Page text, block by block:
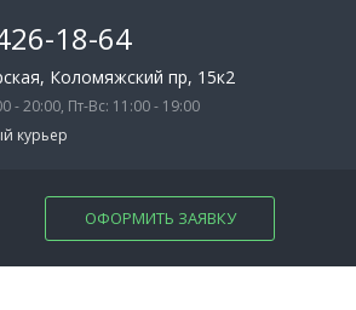
18-64
, Коломяжский пр, 15к2
- 20:00, Пт-Вс: 11:00 - 19:00
курьер
ОФОРМИТЬ ЗАЯВКУ